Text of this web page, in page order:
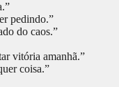
pedindo.”
do caos.”
vitória amanhã.”
coisa.”